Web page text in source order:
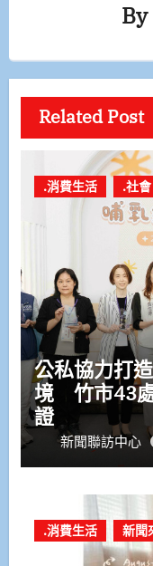
By
Related Post
.消費生活 .社會
公私協力打
境 竹市43
證
新聞聯訪中心
.消費生活 新聞